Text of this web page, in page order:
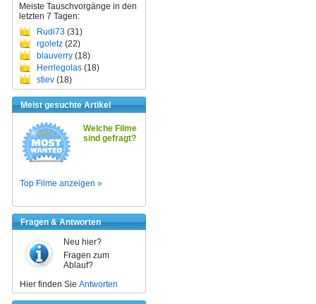
Meiste Tauschvorgänge in den
letzten 7 Tagen:
Rudi73 (31)
rgoletz (22)
blauverry (18)
Herrlegolas (18)
stiev (18)
Meist gesuchte Artikel
Welche Filme
sind gefragt?
Top Filme anzeigen »
Fragen & Antworten
Neu hier?
Fragen zum
Ablauf?
Hier finden Sie Antworten